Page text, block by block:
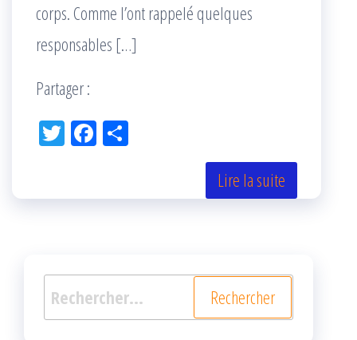
corps. Comme l’ont rappelé quelques
responsables […]
Partager :
Tw Fac
k r
Lire la suite
Rechercher :